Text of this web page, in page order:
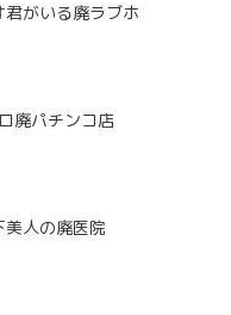
君がいる廃ラブホ
廃パチンコ店
美人の廃医院